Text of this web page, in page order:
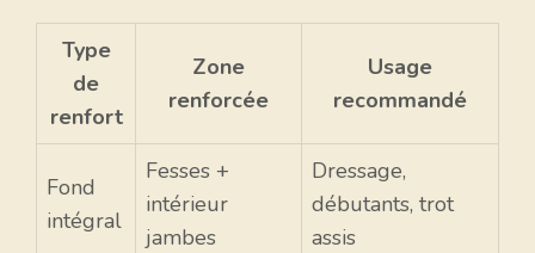
Type
de
renfort
Zone
renforcée
Usage
recommandé
Fond
intégral
Fesses +
intérieur
jambes
Dressage,
débutants, trot
assis